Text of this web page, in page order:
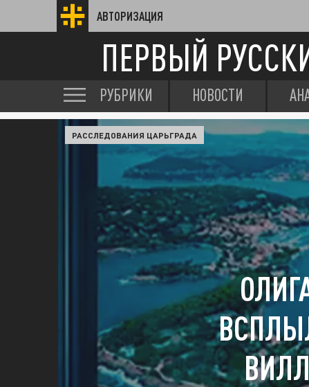
АВТОРИЗАЦИЯ
ПЕРВЫЙ
РУБРИКИ НОВОСТИ
РАССЛЕДОВАНИЯ ЦАРЬГРАДА